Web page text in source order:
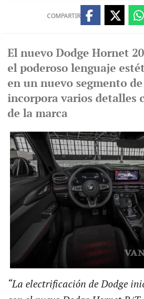
COMPARTIR
El nuevo Dodge Hornet
el poderoso lenguaje
en un nuevo segmento
incorpora varios detalles
de la marca
“La electrificación de Dodge